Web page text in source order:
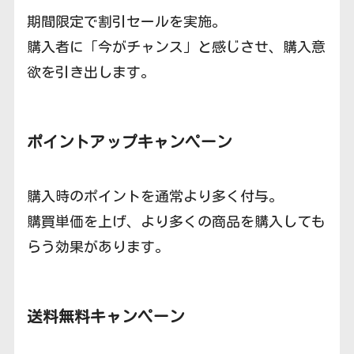
期間限定で割引セールを実施。
購入者に「今がチャンス」と感じさせ、購入意
欲を引き出します。
ポイントアップキャンペーン
購入時のポイントを通常より多く付与。
購買単価を上げ、より多くの商品を購入しても
らう効果があります。
送料無料キャンペーン